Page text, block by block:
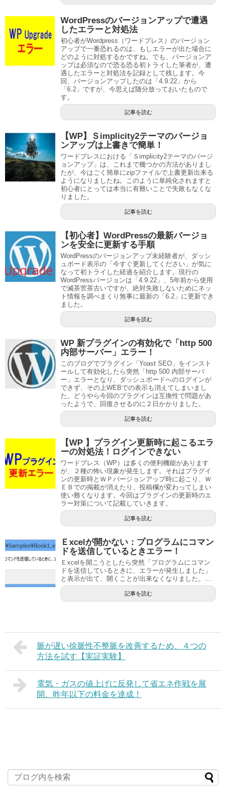
WordPressのバージョンアップで遭遇
したエラーと対処法
初心者がWordpress（ワードプレス）のバージョン
アップで一番恐れるのは、もしエラーが出た場合に
どのように対処するかですね。でも、バージョンア
ップは必須なので恐る恐る初トライした筆者が、遭
遇したエラーと対処法を記録として残します。今
回、バージョンアップしたのは「4.9.22」から
「6.2」ですが、今思えば随分放っておいたもので
す。
記事を読む
【WP】Ｓimplicity2テーマのバージョ
ンアップは上書きで簡単！
ワードプレスにおける「Ｓimplicity2テーマのバージ
ョンアップ」は、これまで幾つかの方法がありまし
たが、今はごく簡単にzipファイルで上書更新出来る
ようになりましたね。このように単純化されますと
初心者にとっては本当に有難いことで失敗もなくな
りました。
記事を読む
【初心者】WordPressの最新バージョ
ンを安全に更新する手順
WordPressのバージョンアップ未経験者が、ダッシ
ュボード表示の「今すぐ更新してください」が気に
なって初トライした経過を紹介します。現行の
WordPressバージョンは「4.9.22」、5年前から使用
で滅茶苦茶古いですが、絶対失敗しないためにネッ
ト情報を調べまくり無事に最新の「6.2」に更新でき
ました。
記事を読む
WP 新プラグインの有効化で「http 500
内部サーバー」エラー！
このブログでプラグイン「Yoast SEO」をインスト
ールして有効化したら突然「http 500 内部サーバ
ー」エラーとなり、ダッシュボードへのログインが
できず、その上WEBでの表示も消えてしまいまし
た。どうやら今回のプラグインは互換性で問題があ
ったようで、回復させるのに２日かかりました。
記事を読む
【WP 】プラグイン更新時に起こるエラ
ーの対処法！ログインできない
ワードプレス（WP）は多くの便利機能があります
が、２種の怖い現象が発生します。それはプラグイ
ンの更新時とＷＰバージョンアップ時に起こり、Ｗ
ＥＢでの掲載が消えたり、投稿欄が変わってしまい
使い難くなります。今回はプラグインの更新時のエ
ラー対策について記載していきます。
記事を読む
Ｅxcelが開かない：プログラムにコマン
ドを送信しているときエラー！
Ｅxcelを開こうとしたら突然「プログラムにコマン
ドを送信しているときに、エラーが発生しました」
と表示が出て、開くことが出来なくなりました。...
記事を読む
脈が遅い徐脈性不整脈を改善するため、４つの
方法を試す【実証実験】
電気・ガスの値上げに反発して省エネ作戦を展
開、昨年以下の料金を達成！